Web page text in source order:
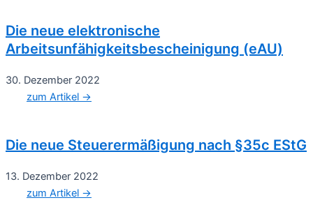
Die neue elektronische
Arbeitsunfähigkeitsbescheinigung (eAU)
30. Dezember 2022
zum Artikel →
Die neue Steuerermäßigung nach §35c EStG
13. Dezember 2022
zum Artikel →